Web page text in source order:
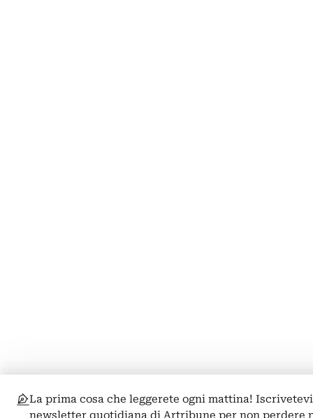
La prima cosa che leggerete ogni mattina!
newsletter quotidiana di Artribune per non perdere